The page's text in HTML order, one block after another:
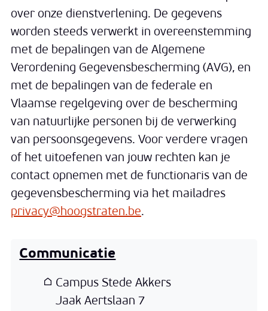
over onze dienstverlening. De gegevens
worden steeds verwerkt in overeenstemming
met de bepalingen van de Algemene
Verordening Gegevensbescherming (AVG), en
met de bepalingen van de federale en
Vlaamse regelgeving over de bescherming
van natuurlijke personen bij de verwerking
van persoonsgegevens. Voor verdere vragen
of het uitoefenen van jouw rechten kan je
contact opnemen met de functionaris van de
gegevensbescherming via het mailadres
privacy@hoogstraten.be.
Communicatie
Adres Campus Stede Akkers
Jaak Aertslaan 7